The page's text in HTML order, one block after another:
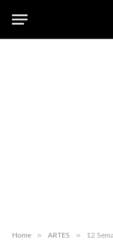
Home » ARTES » 12 Semanas